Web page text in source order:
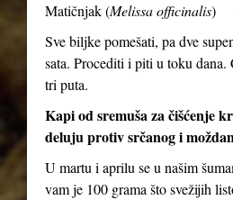
Matičnjak (Melissa officinalis)
Sve biljke pomešati, pa dve
sata. Procediti i piti u toku
tri puta.
Kapi od sremuša za čišćenje
deluju protiv srčanog i
U martu i aprilu se u našim
vam je 100 grama što svežijih